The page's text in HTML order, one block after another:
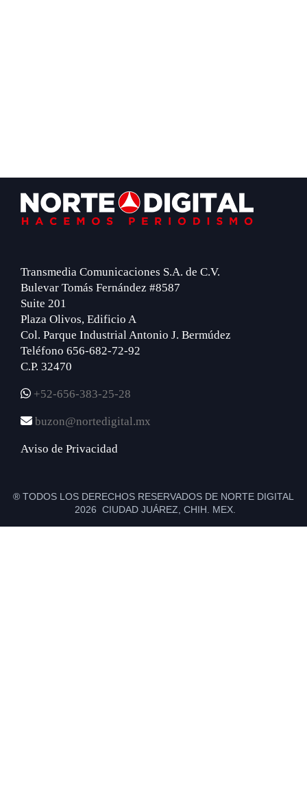
Footer
Transmedia Comunicaciones S.A. de C.V.
Bulevar Tomás Fernández #8587
Suite 201
Plaza Olivos, Edificio A
Col. Parque Industrial Antonio J. Bermúdez
Teléfono 656-682-72-92
C.P. 32470
+52-656-383-25-28
buzon@nortedigital.mx
Aviso de Privacidad
® TODOS LOS DERECHOS RESERVADOS DE NORTE DIGITAL
2026 CIUDAD JUÁREZ, CHIH. MEX.